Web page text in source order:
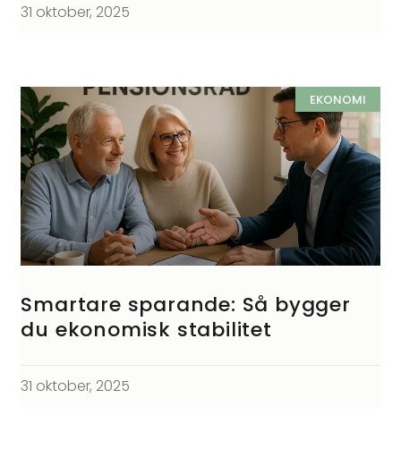
31 oktober, 2025
EKONOMI
Smartare sparande: Så bygger
du ekonomisk stabilitet
31 oktober, 2025